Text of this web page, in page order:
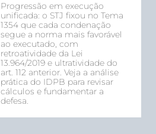
Progressão em execução
unificada: o STJ fixou no Tema
1354 que cada condenação
segue a norma mais favorável
ao executado, com
retroatividade da Lei
13.964/2019 e ultratividade do
art. 112 anterior. Veja a análise
prática do IDPB para revisar
cálculos e fundamentar a
defesa.